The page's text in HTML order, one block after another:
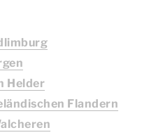
Helder
Flandern